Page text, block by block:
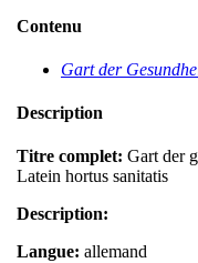
Contenu
Gart der
Description
Titre complet: Gart der
Latein hortus sanitatis
Description:
Langue: allemand